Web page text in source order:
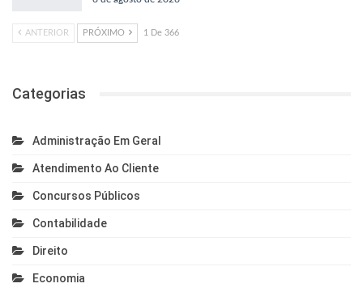
ANTERIOR PRÓXIMO 1 De 366
Categorias
Administração Em Geral
Atendimento Ao Cliente
Concursos Públicos
Contabilidade
Direito
Economia